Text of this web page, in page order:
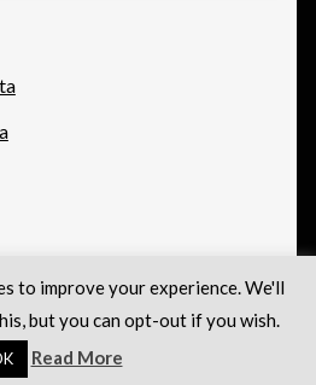
con WooCommerce
to improve your experience. We'll
but you can opt-out if you wish.
Read More